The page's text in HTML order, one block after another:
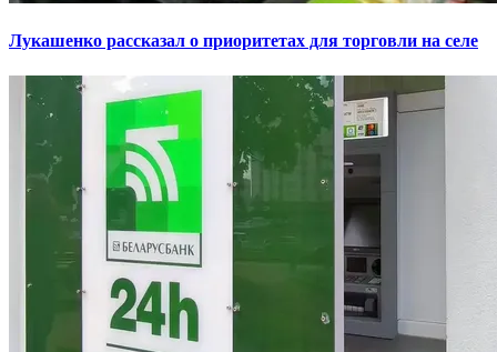
Лукашенко рассказал о приоритетах для торговли на селе